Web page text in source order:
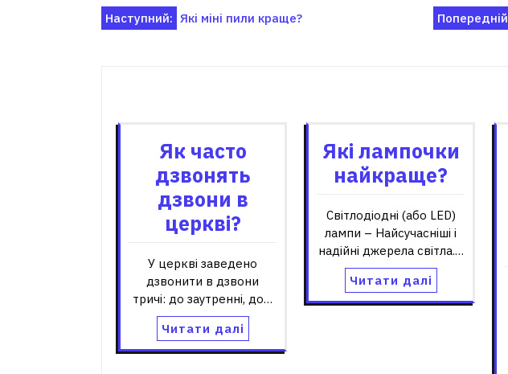
Навігація
Наступний: Які міні пили краще?
Як часто
дзвонять
дзвони в
церкві?
У церкві заведено
дзвонити в дзвони
тричі: до заутренні, до…
Читати далі
Які лампочки
найкраще?
Світлодіодні (або LED)
лампи – Найсучасніші і
надійні джерела світла.…
Читати далі